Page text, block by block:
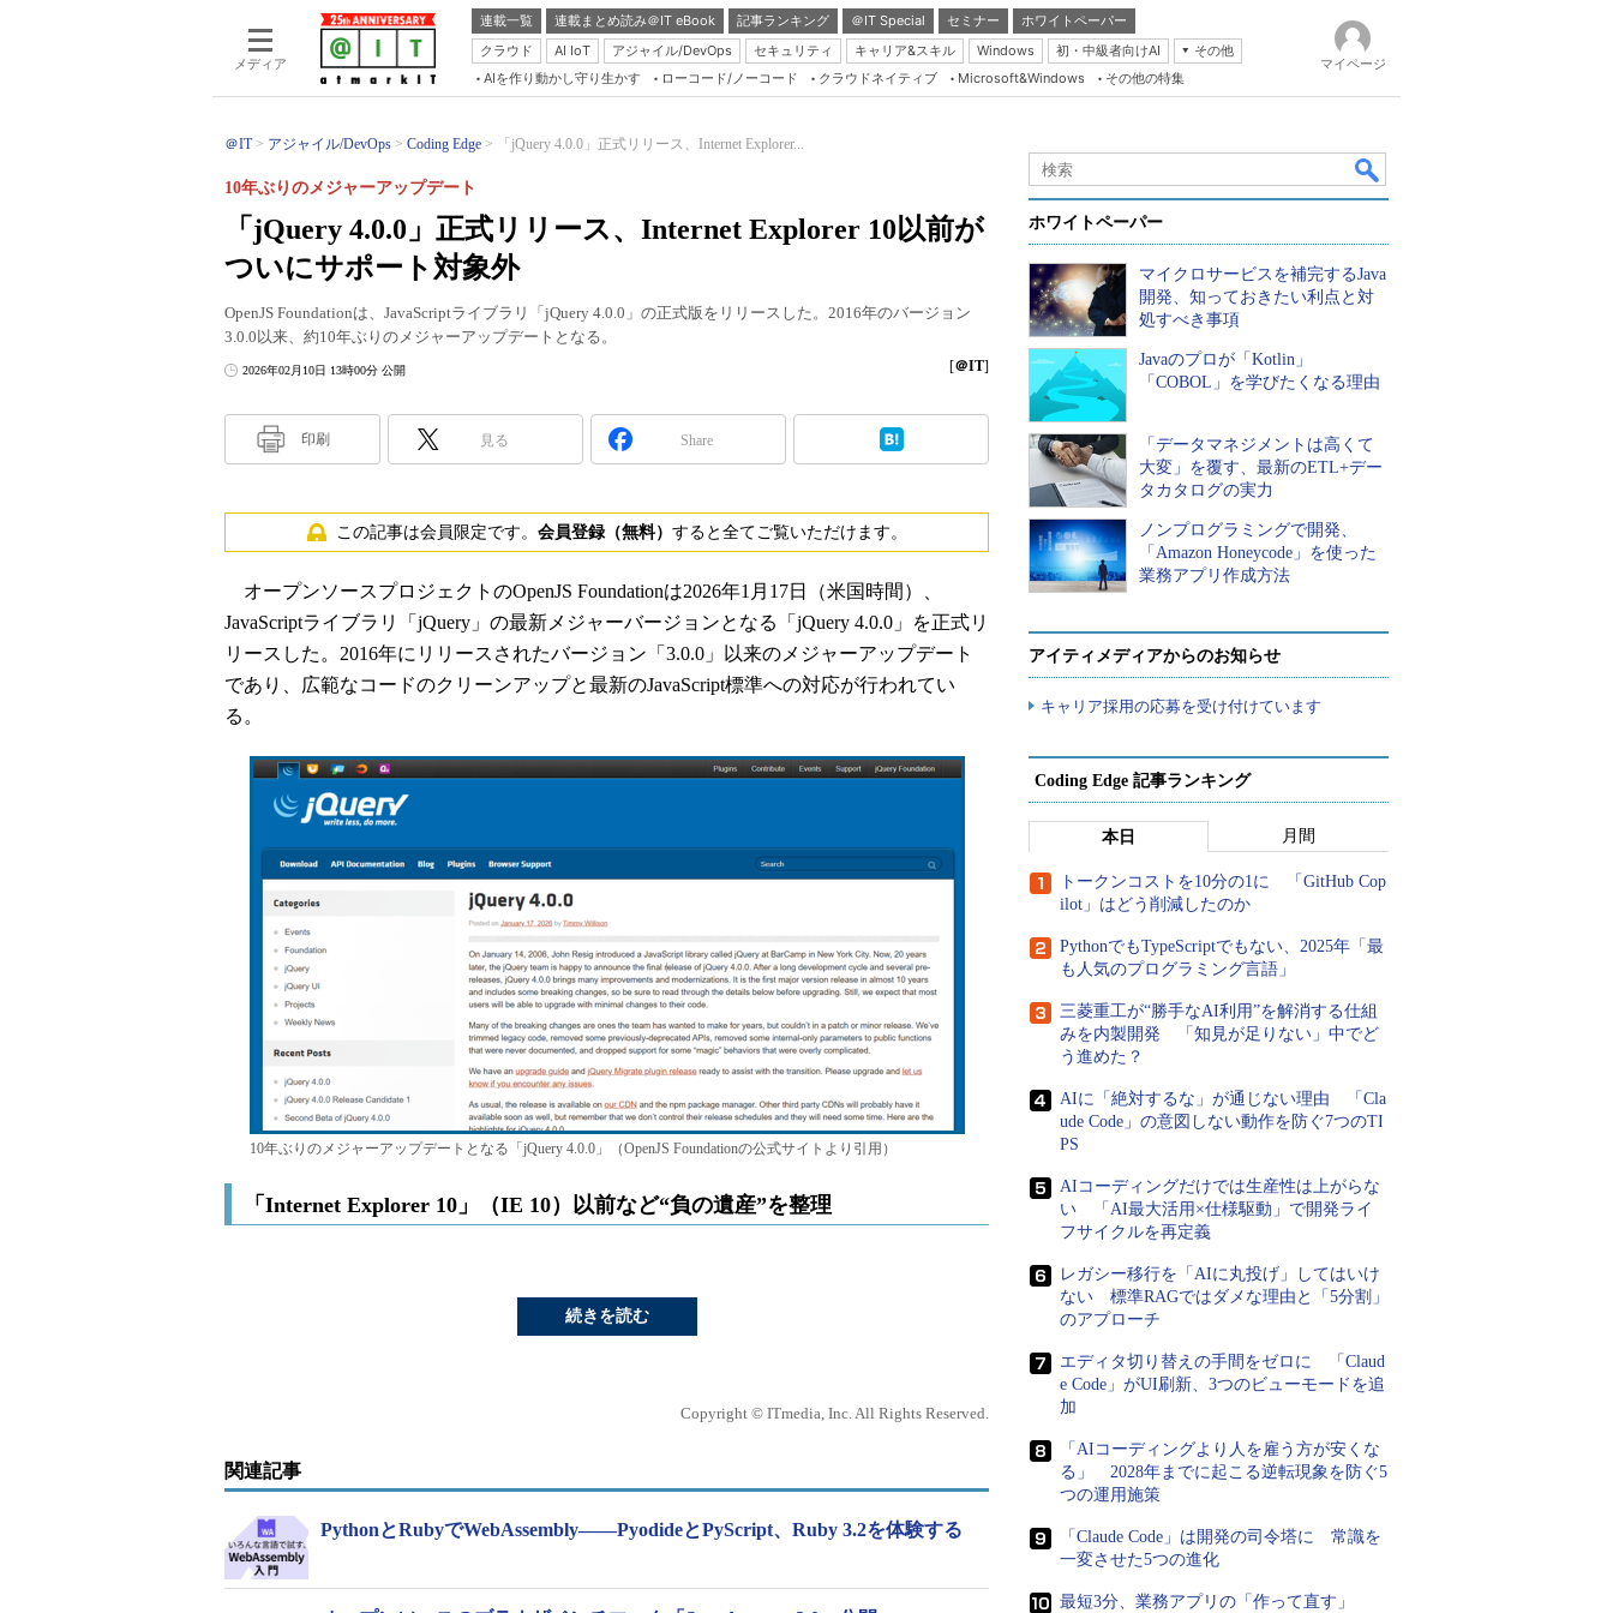
メディア
連載一覧 連載まとめ読み＠IT eBook 記事ランキング ＠IT Special セミナー
ホワイトペーパー
クラウド
AI IoT アジャイル/DevOps セキュリティ キャリア&スキル Windows 初・中級者向けAI
その他
Server & Storage
Java Agile
Database Expert
Linux ＆ OSS
Master of IP Network
Security & Trust
ブログ
AIを作り動かし守り生かす ローコード/ノーコード クラウドネイティブ Microsoft&Windows その他の特集
マイページ
＠IT アジャイル/DevOps Coding Edge 「jQuery 4.0.0」正式リリース、Internet Explorer...
「jQuery 4.0.0」正式リリース、Internet Explorer 10以前が
ついにサポート対象外
10年ぶりのメジャーアップデート
OpenJS Foundationは、JavaScriptライブラリ「jQuery 4.0.0」の正式版をリリースした。2016年のバージョン
3.0.0以来、約10年ぶりのメジャーアップデートとなる。
2026年02月10日 13時00分 公開 [＠IT]
印刷 見る Share
この記事は会員限定です。 会員登録（無料） すると全てご覧いただけます。
オープンソースプロジェクトのOpenJS Foundationは2026年1月17日（米国時間）、
JavaScriptライブラリ「jQuery」の最新メジャーバージョンとなる「jQuery 4.0.0」を正式リ
リースした。2016年にリリースされたバージョン「3.0.0」以来のメジャーアップデート
であり、広範なコードのクリーンアップと最新のJavaScript標準への対応が行われてい
る。
10年ぶりのメジャーアップデートとなる「jQuery 4.0.0」（OpenJS Foundationの公式サイトより引用）
「Internet Explorer 10」（IE 10）以前など“負の遺産”を整理
続きを読む
Copyright © ITmedia, Inc. All Rights Reserved.
関連記事
PythonとRubyでWebAssembly――PyodideとPyScript、Ruby 3.2を体験する
ホワイトペーパー
マイクロサービスを補完するJava
開発、知っておきたい利点と対
処すべき事項
Javaのプロが「Kotlin」
「COBOL」を学びたくなる理由
「データマネジメントは高くて
大変」を覆す、最新のETL+デー
タカタログの実力
ノンプログラミングで開発、
「Amazon Honeycode」を使った
業務アプリ作成方法
アイティメディアからのお知らせ
キャリア採用の応募を受け付けています
Coding Edge 記事ランキング
本日 月間
トークンコストを10分の1に 「GitHub Cop
ilot」はどう削減したのか
PythonでもTypeScriptでもない、2025年「最
も人気のプログラミング言語」
三菱重工が“勝手なAI利用”を解消する仕組
みを内製開発 「知見が足りない」中でど
う進めた？
AIに「絶対するな」が通じない理由 「Cla
ude Code」の意図しない動作を防ぐ7つのTI
PS
AIコーディングだけでは生産性は上がらな
い 「AI最大活用×仕様駆動」で開発ライ
フサイクルを再定義
レガシー移行を「AIに丸投げ」してはいけ
ない 標準RAGではダメな理由と「5分割」
のアプローチ
エディタ切り替えの手間をゼロに 「Claud
e Code」がUI刷新、3つのビューモードを追
加
「AIコーディングより人を雇う方が安くな
る」 2028年までに起こる逆転現象を防ぐ5
つの運用施策
「Claude Code」は開発の司令塔に 常識を
一変させた5つの進化
最短3分、業務アプリの「作って直す」